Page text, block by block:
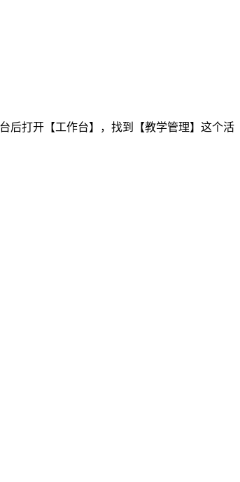
后打开【工作台】，找到【教学管理】这个活